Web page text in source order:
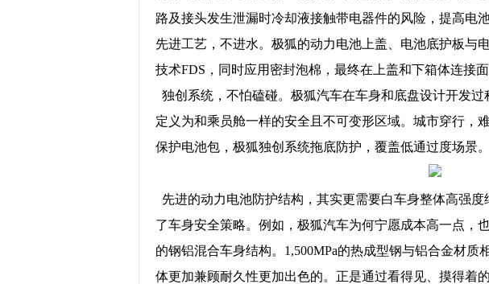
路及接头发生泄漏时冷却液接触带电器件的风险，提高电
先进工艺，不进水。极狐的动力电池上盖、电池底护板与
技术FDS，同时应用密封泡棉，最终在上盖和下箱体连接
独创系统，不怕磕碰。极狐汽车在车身和底盘设计开发
定义为和乘员舱一样的安全且不可变形区域。城市穿行，
保护电池包，极狐独创系统拖底防护，覆盖低通过度场景。
先进的动力电池防护结构，其实更需要白车身整体高强
了车身安全策略。例如，极狐汽车为何宁愿成本高一点，
的钢铝混合车身结构。1,500MPa的热成型钢与铝合金材质
体更加兼顾耐久性更加出色的。正是通过看得见、摸得着